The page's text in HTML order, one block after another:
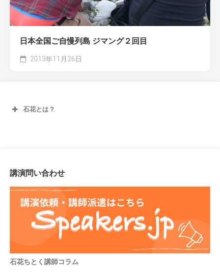
日本全国ご自慢列島 ジマング２回目
2013年11月26日
石花とは？
講演問い合わせ
石花ちとく講師コラム